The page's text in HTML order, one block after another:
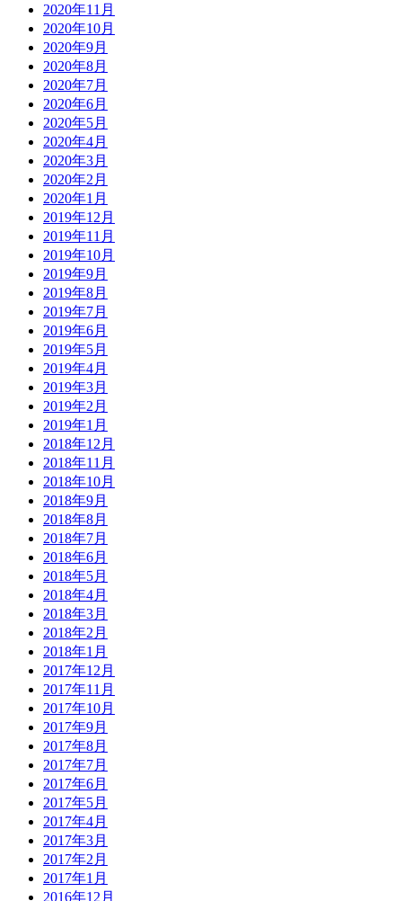
2020年11月
2020年10月
2020年9月
2020年8月
2020年7月
2020年6月
2020年5月
2020年4月
2020年3月
2020年2月
2020年1月
2019年12月
2019年11月
2019年10月
2019年9月
2019年8月
2019年7月
2019年6月
2019年5月
2019年4月
2019年3月
2019年2月
2019年1月
2018年12月
2018年11月
2018年10月
2018年9月
2018年8月
2018年7月
2018年6月
2018年5月
2018年4月
2018年3月
2018年2月
2018年1月
2017年12月
2017年11月
2017年10月
2017年9月
2017年8月
2017年7月
2017年6月
2017年5月
2017年4月
2017年3月
2017年2月
2017年1月
2016年12月